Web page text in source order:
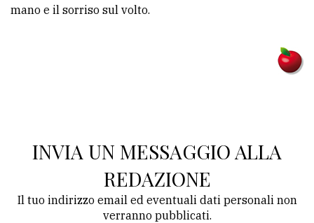
mano e il sorriso sul volto.
INVIA UN MESSAGGIO ALLA
REDAZIONE
Il tuo indirizzo email ed eventuali dati personali non
verranno pubblicati.